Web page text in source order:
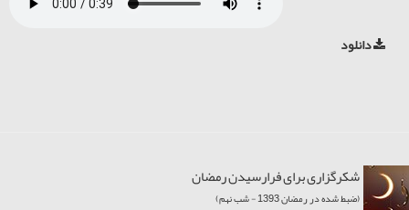
دانلود
شکرگزاری برای فرارسیدن رمضان
(ضبط شده در رمضان 1393 - شب نهم)